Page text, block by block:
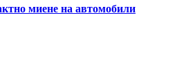
миене на автомобили